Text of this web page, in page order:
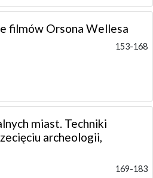
filmów Orsona Wellesa
153-168
miast. Techniki
archeologii,
169-183